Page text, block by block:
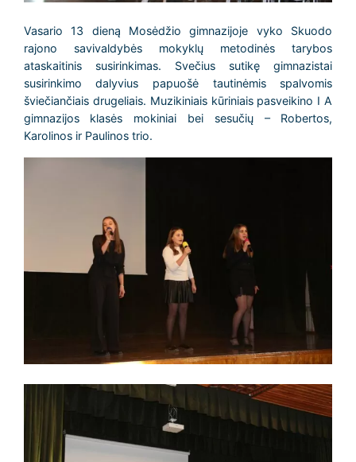
Vasario 13 dieną Mosėdžio gimnazijoje vyko Skuodo
rajono savivaldybės mokyklų metodinės tarybos
ataskaitinis susirinkimas. Svečius sutikę gimnazistai
susirinkimo dalyvius papuošė tautinėmis spalvomis
šviečiančiais drugeliais. Muzikiniais kūriniais pasveikino I A
gimnazijos klasės mokiniai bei sesučių – Robertos,
Karolinos ir Paulinos trio.